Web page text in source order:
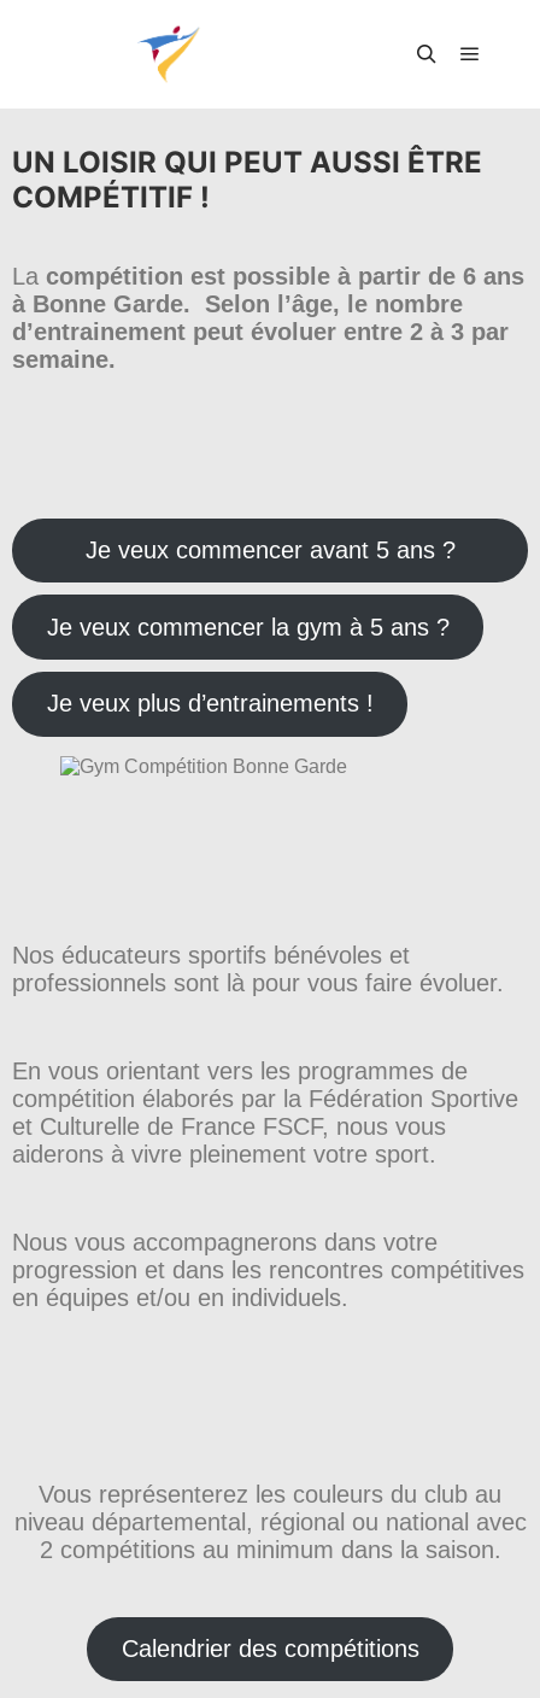
UN LOISIR QUI PEUT AUSSI ÊTRE
COMPÉTITIF !
La compétition est possible à partir de 6 ans
à Bonne Garde. Selon l’âge, le nombre
d’entrainement peut évoluer entre 2 à 3 par
semaine.
Je veux commencer avant 5 ans ?
Je veux commencer la gym à 5 ans ?
Je veux plus d’entrainements !
Nos éducateurs sportifs bénévoles et
professionnels sont là pour vous faire évoluer.
En vous orientant vers les programmes de
compétition élaborés par la Fédération Sportive
et Culturelle de France FSCF, nous vous
aiderons à vivre pleinement votre sport.
Nous vous accompagnerons dans votre
progression et dans les rencontres compétitives
en équipes et/ou en individuels.
Vous représenterez les couleurs du club au
niveau départemental, régional ou national avec
2 compétitions au minimum dans la saison.
Calendrier des compétitions